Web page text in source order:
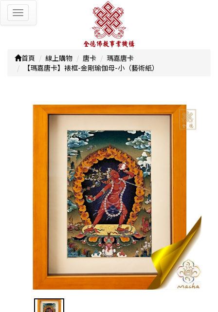
Toggle
navigation
首頁 線上購物 唐卡
瑪嘉唐卡
【瑪嘉唐卡】裱框-金剛瑜伽母-小（藝術紙）